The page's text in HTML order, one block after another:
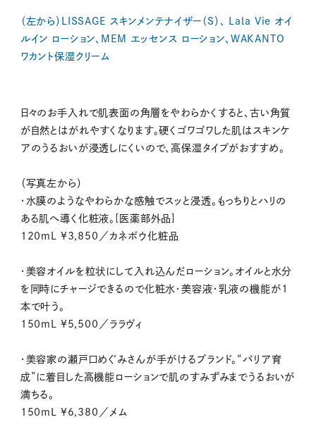
（左から）LISSAGE スキンメンテナイザー（S）、 Lala Vie オイ
ルイン ローション、MEM エッセンス ローション、WAKANTO
ワカント保湿クリーム
日々のお手入れで肌表面の角層をやわらかくすると、古い角質
が自然とはがれやすくなります。硬くゴワゴワした肌はスキンケ
アのうるおいが浸透しにくいので、高保湿タイプがおすすめ。
（写真左から）
・水膜のようなやわらかな感触でスッと浸透。もっちりとハリの
ある肌へ導く化粧液。[医薬部外品]
120mL ¥3,850／カネボウ化粧品
・美容オイルを粒状にして入れ込んだローション。オイルと水分
を同時にチャージできるので化粧水・美容液・乳液の機能が1
本で叶う。
150mL ¥5,500／ララヴィ
・美容家の瀬戸口めぐみさんが手がけるブランド。“バリア育
成”に着目した高機能ローションで肌のすみずみまでうるおいが
満ちる。
150mL ¥6,380／メム